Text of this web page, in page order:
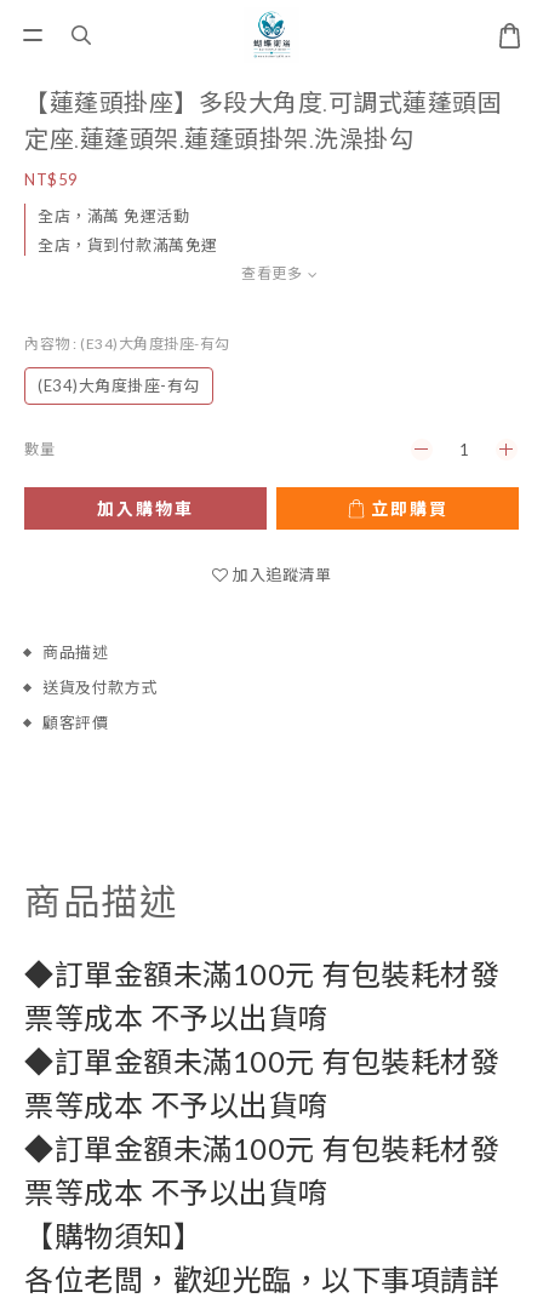
【蓮蓬頭掛座】多段大角度.可調式蓮蓬頭固
定座.蓮蓬頭架.蓮蓬頭掛架.洗澡掛勾
NT$59
全店，滿萬 免運活動
全店，貨到付款滿萬免運
查看更多
內容物 : (E34)大角度掛座-有勾
(E34)大角度掛座-有勾
數量
加入購物車 立即購買
加入追蹤清單
商品描述
送貨及付款方式
顧客評價
商品描述
◆訂單金額未滿100元 有包裝耗材發
票等成本 不予以出貨唷
◆訂單金額未滿100元 有包裝耗材發
票等成本 不予以出貨唷
◆訂單金額未滿100元 有包裝耗材發
票等成本 不予以出貨唷
【購物須知】
各位老闆，歡迎光臨，以下事項請詳